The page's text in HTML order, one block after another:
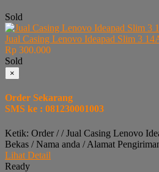
Sold
Jual Casing Lenovo Ideapad Slim 3
Rp 300.000
Sold
×
Order Sekarang
SMS ke : 081230001003
Ketik: Order / / Jual Casing Lenovo
Bekas / Nama anda / Alamat
Lihat Detail
Ready